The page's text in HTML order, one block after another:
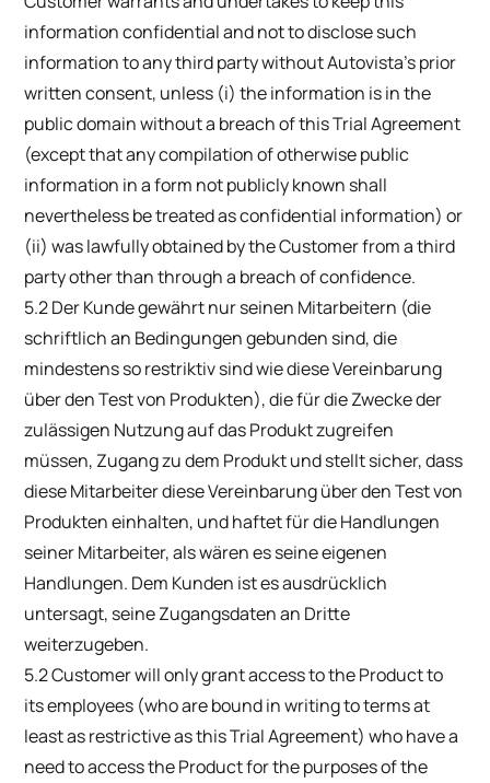
information confidential and not to disclose such
information to any third party without Autovista’s prior
written consent, unless (i) the information is in the
public domain without a breach of this Trial Agreement
(except that any compilation of otherwise public
information in a form not publicly known shall
nevertheless be treated as confidential information) or
(ii) was lawfully obtained by the Customer from a third
party other than through a breach of confidence.
5.2 Der Kunde gewährt nur seinen Mitarbeitern (die
schriftlich an Bedingungen gebunden sind, die
mindestens so restriktiv sind wie diese Vereinbarung
über den Test von Produkten), die für die Zwecke der
zulässigen Nutzung auf das Produkt zugreifen
müssen, Zugang zu dem Produkt und stellt sicher, dass
diese Mitarbeiter diese Vereinbarung über den Test von
Produkten einhalten, und haftet für die Handlungen
seiner Mitarbeiter, als wären es seine eigenen
Handlungen. Dem Kunden ist es ausdrücklich
untersagt, seine Zugangsdaten an Dritte
weiterzugeben.
5.2 Customer will only grant access to the Product to
its employees (who are bound in writing to terms at
least as restrictive as this Trial Agreement) who have a
need to access the Product for the purposes of the